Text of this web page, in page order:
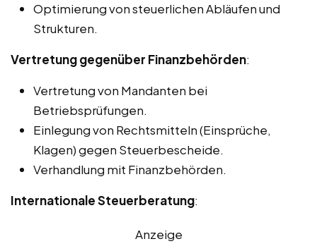
Optimierung von steuerlichen Abläufen und
Strukturen.
Vertretung gegenüber Finanzbehörden:
Vertretung von Mandanten bei
Betriebsprüfungen.
Einlegung von Rechtsmitteln (Einsprüche,
Klagen) gegen Steuerbescheide.
Verhandlung mit Finanzbehörden.
Internationale Steuerberatung:
Anzeige